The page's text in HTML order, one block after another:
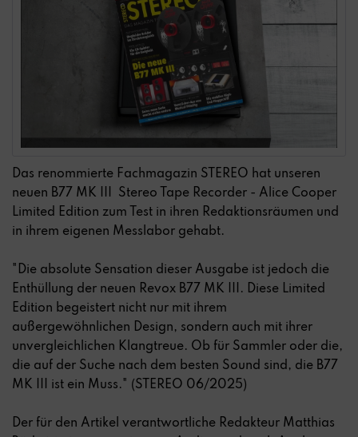
Das renommierte Fachmagazin STEREO hat unseren
neuen B77 MK III Stereo Tape Recorder - Alice Cooper
Limited Edition zum Test in ihren Redaktionsräumen und
in ihrem eigenen Messlabor gehabt.
"Die absolute Sensation dieser Ausgabe ist jedoch die
Enthüllung der neuen Revox B77 MK III. Diese Limited
Edition begeistert nicht nur mit ihrem
außergewöhnlichen Design, sondern auch mit ihrer
unvergleichlichen Klangtreue. Ob für Sammler oder die,
die auf der Suche nach dem besten Sound sind, die B77
MK III ist ein Muss." (STEREO 06/2025)
Der für den Artikel verantwortliche Redakteur Matthias